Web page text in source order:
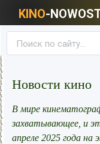
KINO-
Новости кино
В мире
захватывающее, и
апреле 2025 года на